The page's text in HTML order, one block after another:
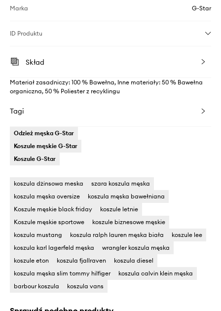
Marka G-Star
ID Produktu
Skład
Materiał zasadniczy: 100 % Bawełna, Inne materiały: 50 % Bawełna
organiczna, 50 % Poliester z recyklingu
Tagi
Odzież męska G-Star
Koszule męskie G-Star
Koszule G-Star
koszula dżinsowa meska
szara koszula męska
koszula męska oversize
koszula męska bawełniana
Koszule męskie black friday
koszule letnie
Koszule męskie sportowe
koszule biznesowe męskie
koszula mustang
koszula ralph lauren męska biała
koszule lee
koszula karl lagerfeld męska
wrangler koszula męska
koszule eton
koszula fjallraven
koszula diesel
koszula męska slim tommy hilfiger
koszula calvin klein męska
barbour koszula
koszula vans